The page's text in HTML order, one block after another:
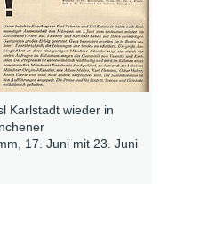
Karlstadt wieder in
17. Juni mit 23. Juni